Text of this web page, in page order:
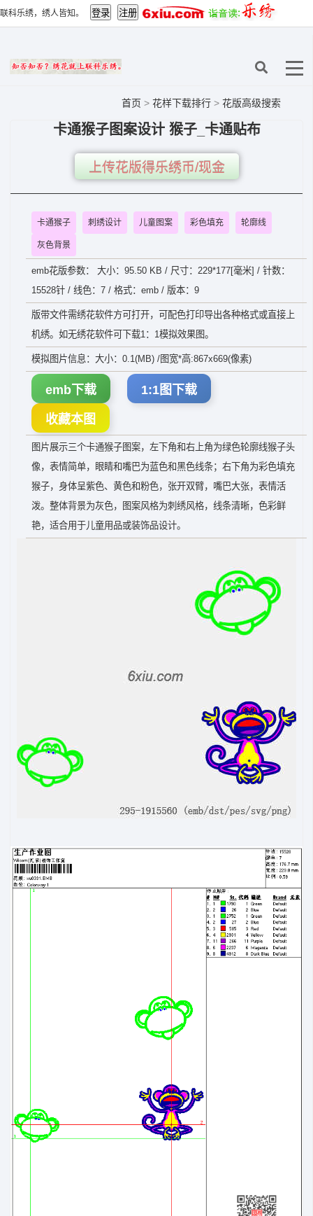
联科乐绣，绣人皆知。
首页 > 花样下载排行 > 花版高级搜索
卡通猴子图案设计 猴子_卡通贴布
上传花版得乐绣币/现金
卡通猴子 刺绣设计 儿童图案 彩色填充 轮廓线
灰色背景
emb花版参数： 大小：95.50 KB / 尺寸：229*177[毫米] / 针数：
15528针 / 线色：7 / 格式：emb / 版本：9
版带文件需绣花软件方可打开，可配色打印导出各种格式或直接上
机绣。如无绣花软件可下载1：1模拟效果图。
模拟图片信息：大小：0.1(MB) /图宽*高:867x669(像素)
emb下载 1:1图下载
收藏本图
图片展示三个卡通猴子图案，左下角和右上角为绿色轮廓线猴子头
像，表情简单，眼睛和嘴巴为蓝色和黑色线条；右下角为彩色填充
猴子，身体呈紫色、黄色和粉色，张开双臂，嘴巴大张，表情活
泼。整体背景为灰色，图案风格为刺绣风格，线条清晰，色彩鲜
艳，适合用于儿童用品或装饰品设计。